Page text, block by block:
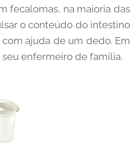
fecalomas, na maioria das
o conteúdo do intestino
ajuda de um dedo. Em
enfermeiro de família.